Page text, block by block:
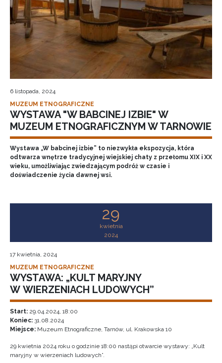
6 listopada, 2024
MUZEUM ETNOGRAFICZNE
WYSTAWA "W BABCINEJ IZBIE" W
MUZEUM ETNOGRAFICZNYM W TARNOWIE
Wystawa „W babcinej izbie” to niezwykła ekspozycja, która
odtwarza wnętrze tradycyjnej wiejskiej chaty z przełomu XIX i XX
wieku, umożliwiając zwiedzającym podróż w czasie i
doświadczenie życia dawnej wsi.
29
kwietnia
2024
17 kwietnia, 2024
MUZEUM ETNOGRAFICZNE
WYSTAWA: „KULT MARYJNY
W WIERZENIACH LUDOWYCH”
Start: 29.04.2024, 18:00
Koniec: 31.08.2024
Miejsce: Muzeum Etnograficzne, Tarnów, ul. Krakowska 10
29 kwietnia 2024 roku o godzinie 18:00 nastąpi otwarcie wystawy: „Kult
maryjny w wierzeniach ludowych”.